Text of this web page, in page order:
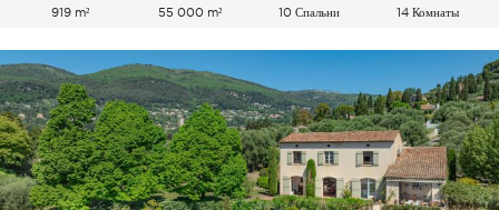
919 m² 55 000 m² 10 Спальни 14 Комнаты